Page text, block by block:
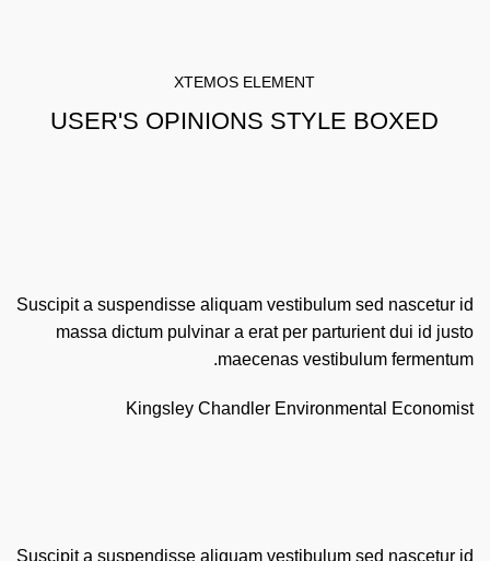
XTEMOS ELEMENT
USER'S OPINIONS STYLE BOXED
Suscipit a suspendisse aliquam vestibulum sed nascetur id
massa dictum pulvinar a erat per parturient dui id justo
maecenas vestibulum fermentum.
Kingsley Chandler Environmental Economist
Suscipit a suspendisse aliquam vestibulum sed nascetur id